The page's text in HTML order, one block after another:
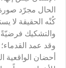
الحال مجرّد
كُنْه الحقيقة لا
والتشكيك فرضيّةً
وقد عمد
أحضان الواقعية